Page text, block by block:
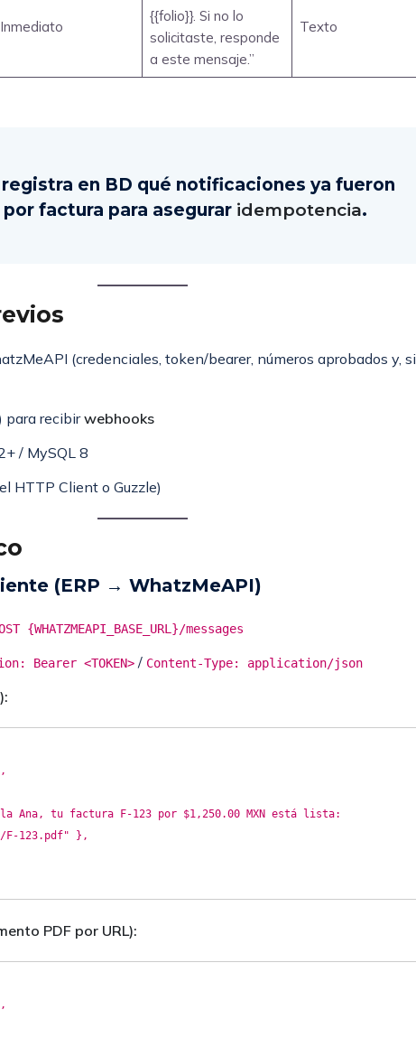
Inmediato
{{folio}}. Si no lo
solicitaste, responde
a este mensaje.”
Texto
en BD qué notificaciones ya fueron
factura para asegurar idempotencia.
(credenciales, token/bearer, números aprobados y, si
para recibirwebhooks
/ MySQL 8
HTTP Client o Guzzle)
(ERP → WhatzMeAPI)
{WHATZMEAPI_BASE_URL}/messages
Bearer <TOKEN> / Content-Type: application/json
F-123.pdf" },
PDF por URL):